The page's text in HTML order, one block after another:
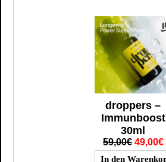
droppers –
Immunboost
30ml
59,00€ 49,00€